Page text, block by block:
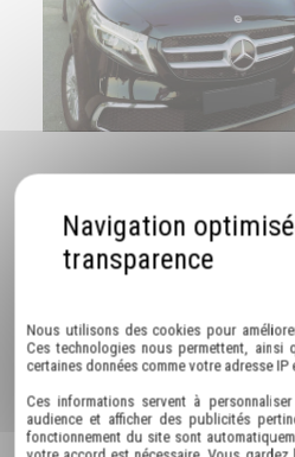
Nos autres prestations à
wine tour avec chauffeur privé
chauffeur pour grand groupe
Nous utilisons des cookies pour
Ces technologies nous permettent, ainsi
certaines données comme votre adresse
Ces informations servent à
audience et afficher des publicités
fonctionnement du site sont